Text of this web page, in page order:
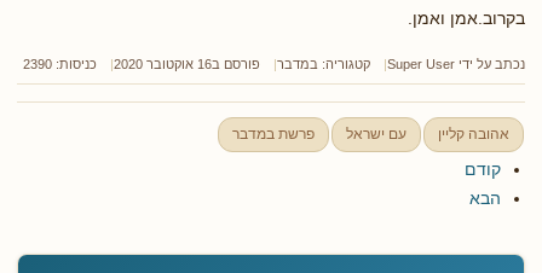
בקרוב.אמן ואמן.
נכתב על ידי Super User קטגוריה: במדבר פורסם ב16 אוקטובר 2020 כניסות: 2390
אהובה קליין עם ישראל פרשת במדבר
קודם
הבא